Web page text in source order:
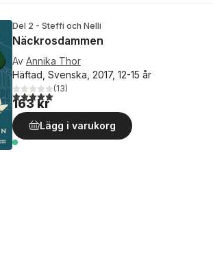
Del 2 - Steffi och Nelli
Näckrosdammen
Av Annika Thor
Häftad, Svenska, 2017, 12-15 år
5,0utav 5 stjärnor. Totalt antal röster:
(13)
163 kr
Lägg i varukorg